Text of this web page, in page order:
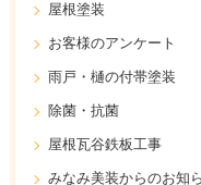
屋根塗装
お客様のアンケート
雨戸・樋の付帯塗装
除菌・抗菌
屋根瓦谷鉄板工事
みなみ美装からのお知